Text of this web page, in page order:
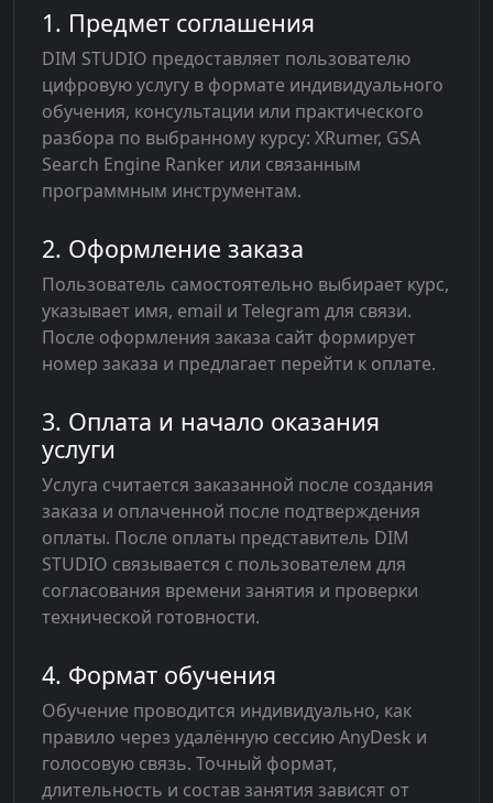
1. Предмет соглашения
DIM STUDIO предоставляет пользователю
цифровую услугу в формате индивидуального
обучения, консультации или практического
разбора по выбранному курсу: XRumer, GSA
Search Engine Ranker или связанным
программным инструментам.
2. Оформление заказа
Пользователь самостоятельно выбирает курс,
указывает имя, email и Telegram для связи.
После оформления заказа сайт формирует
номер заказа и предлагает перейти к оплате.
3. Оплата и начало оказания
услуги
Услуга считается заказанной после создания
заказа и оплаченной после подтверждения
оплаты. После оплаты представитель DIM
STUDIO связывается с пользователем для
согласования времени занятия и проверки
технической готовности.
4. Формат обучения
Обучение проводится индивидуально, как
правило через удалённую сессию AnyDesk и
голосовую связь. Точный формат,
длительность и состав занятия зависят от